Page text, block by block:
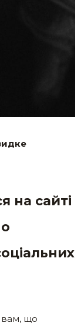
на сайті
вам, що